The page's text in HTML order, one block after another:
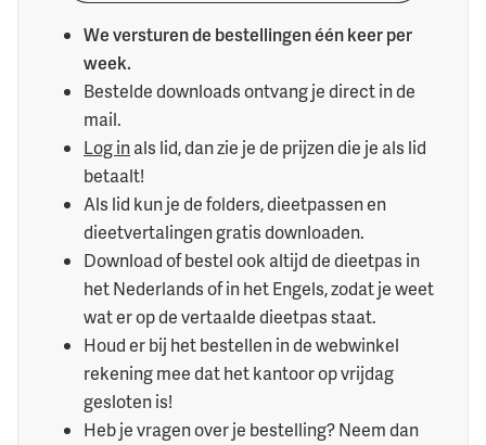
We versturen de bestellingen één keer per
week.
Bestelde downloads ontvang je direct in de
mail.
Log inals lid, dan zie je de prijzen die je als lid
betaalt!
Als lid kun je de folders, dieetpassen en
dieetvertalingen gratis downloaden.
Download of bestel ook altijd de dieetpas in
het Nederlands of in het Engels, zodat je weet
wat er op de vertaalde dieetpas staat.
Houd er bij het bestellen in de webwinkel
rekening mee dat het kantoor op vrijdag
gesloten is!
Heb je vragen over je bestelling? Neem dan